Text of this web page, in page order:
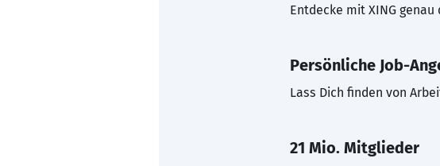
Entdecke mit XING
Persönliche Job-
Lass Dich finden von
21 Mio. Mitglieder